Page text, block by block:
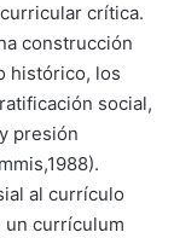
crítica.
construcción
histórico, los
social,
presión
al currículo
un currículum